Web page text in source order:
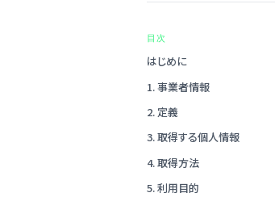
目次
はじめに
1. 事業者情報
2. 定義
3. 取得する個人情報
4. 取得方法
5. 利用目的